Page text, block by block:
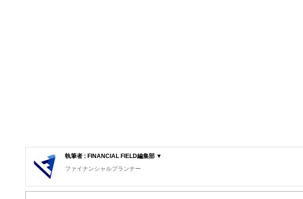
執筆者 : FINANCIAL FIELD編集部 ▼
ファイナンシャルプランナー
FinancialField編集部は、金融、経済に関する記事を、日々の暮らしにどのような影響を